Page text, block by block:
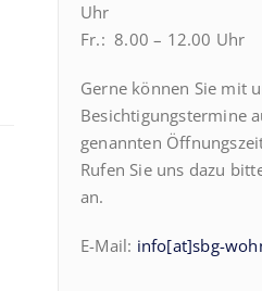
Uhr
Fr.: 8.00 – 12.00 Uhr
Gerne können Sie mit
Besichtigungstermine
genannten
Rufen Sie uns dazu
an.
E-Mail: info[at]sbg-